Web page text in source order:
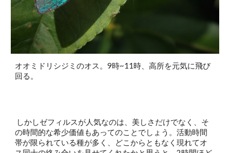
オオミドリシジミのオス。9時~11時、高所を元気に飛び
回る。
の時間的な希少価値もあってのことでしょう。活動時間
帯が限られている種が多く、どこからともなく現れてオ